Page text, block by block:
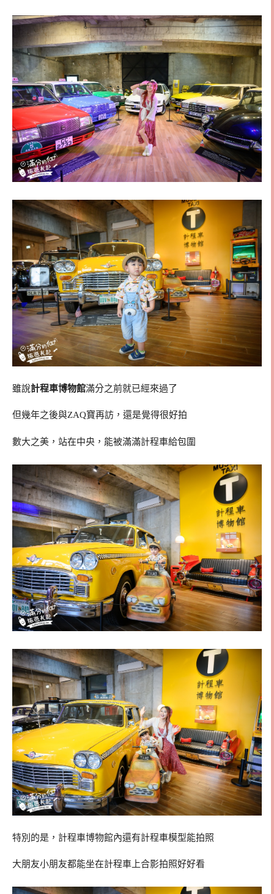
雖說計程車博物館滿分之前就已經來過了
但幾年之後與ZAQ寶再訪，還是覺得很好拍
數大之美，站在中央，能被滿滿計程車給包圍
特別的是，計程車博物館內還有計程車模型能拍照
大朋友小朋友都能坐在計程車上合影拍照好好看